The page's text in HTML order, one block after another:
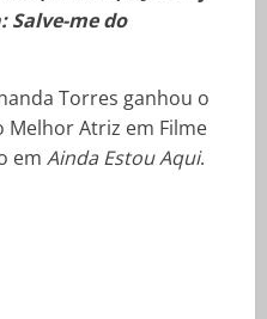
Salve-me do
Torres ganhou o
Melhor Atriz em Filme
em Ainda Estou Aqui.